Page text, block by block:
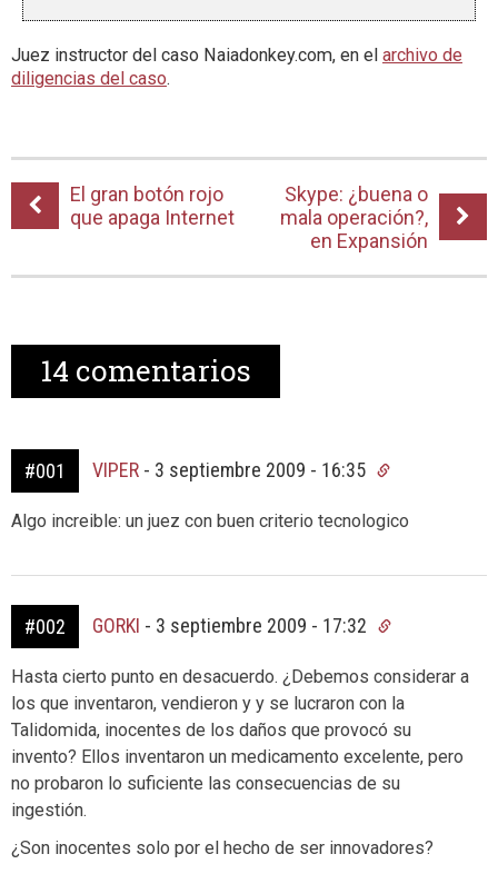
Juez instructor del caso Naiadonkey.com, en el archivo de
diligencias del caso.
El gran botón rojo
que apaga Internet
Skype: ¿buena o
mala operación?,
en Expansión
14 comentarios
#001 VIPER - 3 septiembre 2009 - 16:35
Algo increible: un juez con buen criterio tecnologico
#002 GORKI - 3 septiembre 2009 - 17:32
Hasta cierto punto en desacuerdo. ¿Debemos considerar a
los que inventaron, vendieron y y se lucraron con la
Talidomida, inocentes de los daños que provocó su
invento? Ellos inventaron un medicamento excelente, pero
no probaron lo suficiente las consecuencias de su
ingestión.
¿Son inocentes solo por el hecho de ser innovadores?